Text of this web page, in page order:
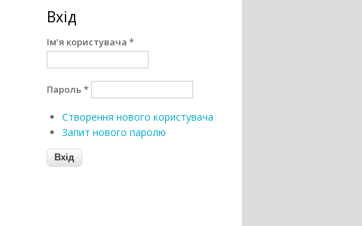
Вхід
Ім’я користувача *
Пароль *
Створення нового користувача
Запит нового паролю